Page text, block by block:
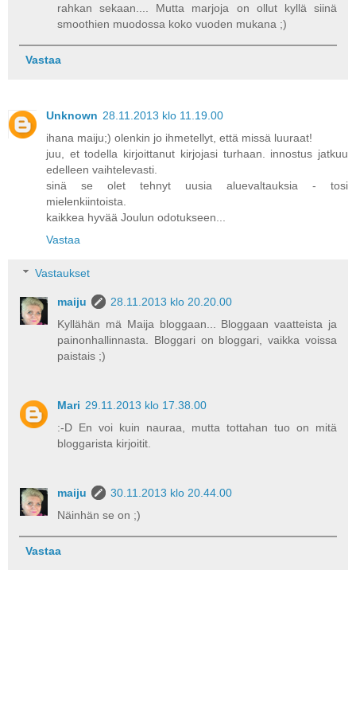
rahkan sekaan.... Mutta marjoja on ollut kyllä siinä
smoothien muodossa koko vuoden mukana ;)
Vastaa
Unknown 28.11.2013 klo 11.19.00
ihana maiju;) olenkin jo ihmetellyt, että missä luuraat!
juu, et todella kirjoittanut kirjojasi turhaan. innostus jatkuu
edelleen vaihtelevasti.
sinä se olet tehnyt uusia aluevaltauksia - tosi
mielenkiintoista.
kaikkea hyvää Joulun odotukseen...
Vastaa
Vastaukset
maiju
28.11.2013 klo 20.20.00
Kyllähän mä Maija bloggaan... Bloggaan vaatteista ja
painonhallinnasta. Bloggari on bloggari, vaikka voissa
paistais ;)
Mari 29.11.2013 klo 17.38.00
:-D En voi kuin nauraa, mutta tottahan tuo on mitä
bloggarista kirjoitit.
maiju
30.11.2013 klo 20.44.00
Näinhän se on ;)
Vastaa